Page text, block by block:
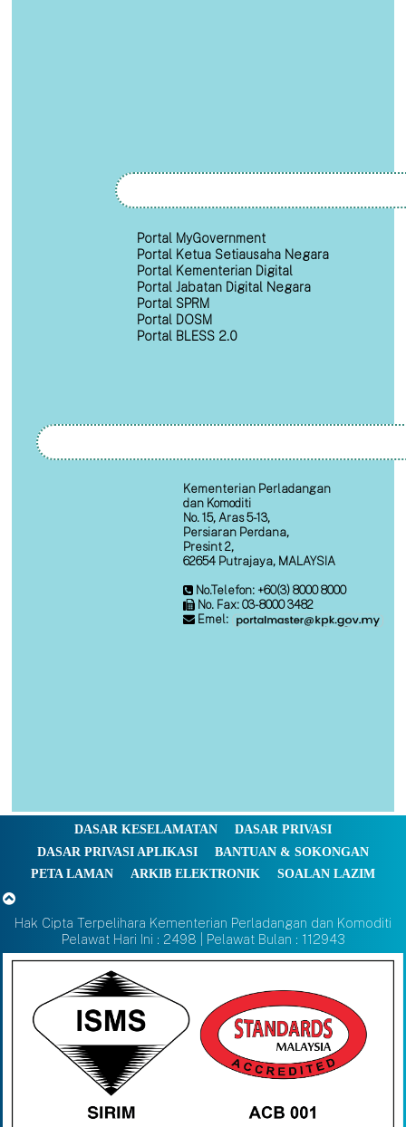
Portal MyGovernment
Portal Ketua Setiausaha Negara
Portal Kementerian Digital
Portal Jabatan Digital Negara
Portal SPRM
Portal DOSM
Portal BLESS 2.0
Kementerian Perladangan
dan Komoditi
No. 15, Aras 5-13,
Persiaran Perdana,
Presint 2,
62654 Putrajaya, MALAYSIA
No.Telefon: +60(3) 8000 8000
No. Fax: 03-8000 3482
Emel:
DASAR KESELAMATAN
DASAR PRIVASI
DASAR PRIVASI APLIKASI
BANTUAN & SOKONGAN
PETA LAMAN
ARKIB ELEKTRONIK SOALAN LAZIM
Hak Cipta Terpelihara Kementerian Perladangan dan Komoditi
Pelawat Hari Ini : 2498 | Pelawat Bulan : 112943